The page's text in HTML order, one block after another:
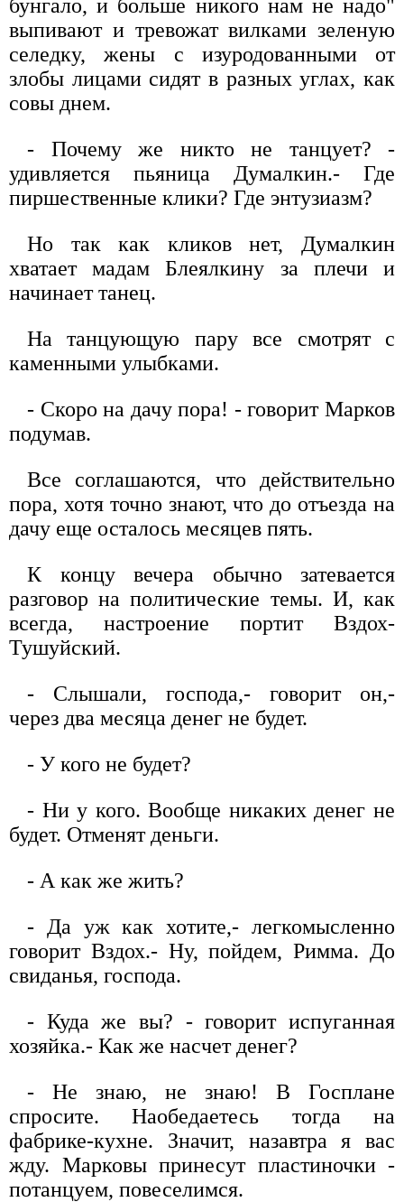
бунгало, и больше никого нам не надо"
выпивают и тревожат вилками зеленую
селедку, жены с изуродованными от
злобы лицами сидят в разных углах, как
совы днем.
- Почему же никто не танцует? -
удивляется пьяница Думалкин.- Где
пиршественные клики? Где энтузиазм?
Но так как кликов нет, Думалкин
хватает мадам Блеялкину за плечи и
начинает танец.
На танцующую пару все смотрят с
каменными улыбками.
- Скоро на дачу пора! - говорит Марков
подумав.
Все соглашаются, что действительно
пора, хотя точно знают, что до отъезда на
дачу еще осталось месяцев пять.
К концу вечера обычно затевается
разговор на политические темы. И, как
всегда, настроение портит Вздох-
Тушуйский.
- Слышали, господа,- говорит он,-
через два месяца денег не будет.
- У кого не будет?
- Ни у кого. Вообще никаких денег не
будет. Отменят деньги.
- А как же жить?
- Да уж как хотите,- легкомысленно
говорит Вздох.- Ну, пойдем, Римма. До
свиданья, господа.
- Куда же вы? - говорит испуганная
хозяйка.- Как же насчет денег?
- Не знаю, не знаю! В Госплане
спросите. Наобедаетесь тогда на
фабрике-кухне. Значит, назавтра я вас
жду. Марковы принесут пластиночки -
потанцуем, повеселимся.